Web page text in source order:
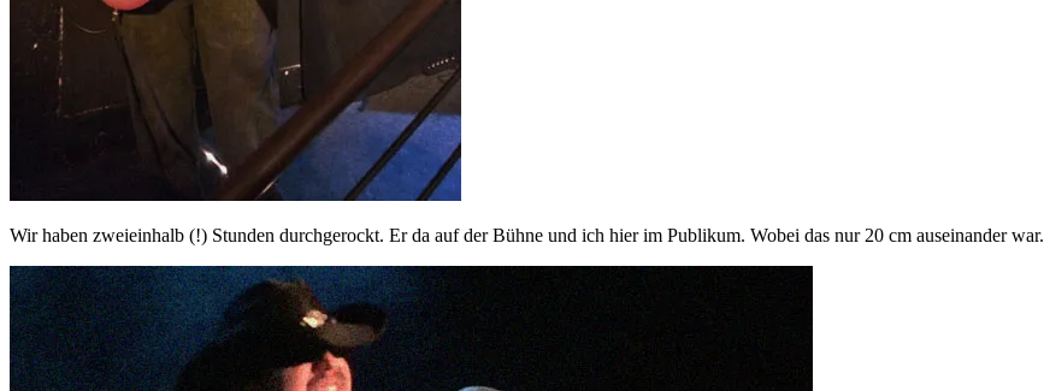
Wir haben zweieinhalb (!) Stunden durchgerockt. Er da auf der Bühne und ich hier im Publikum. Wobei das nur 20 cm auseinander war.